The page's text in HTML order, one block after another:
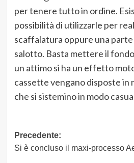
per tenere tutto in ordine.
possibilità di utilizzarle per
scaffalatura oppure una
salotto. Basta mettere il
un attimo si ha un effetto
cassette vengano disposte in
che si sistemino in modo
Navigazione
articolo
Precedente:
Si è concluso il maxi-processo